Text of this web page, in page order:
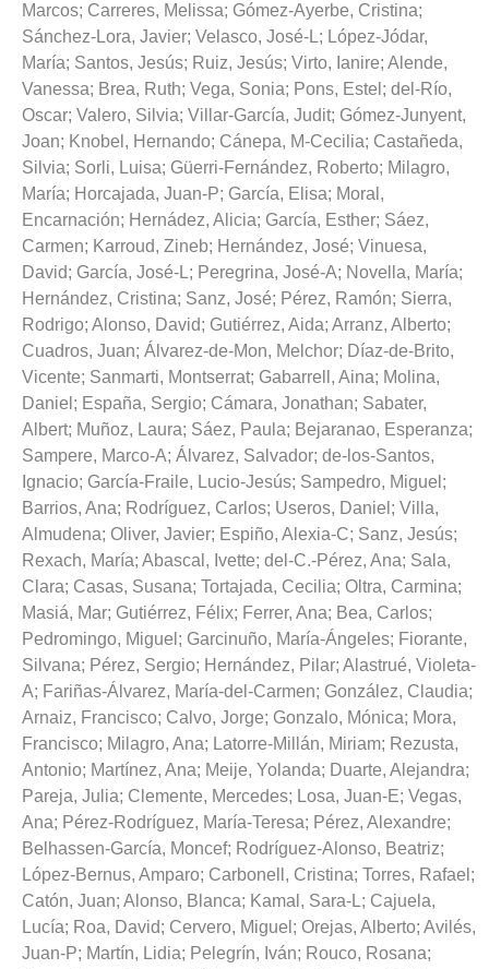
Marcos; Carreres, Melissa; Gómez-Ayerbe, Cristina;
Sánchez-Lora, Javier; Velasco, José-L; López-Jódar,
María; Santos, Jesús; Ruiz, Jesús; Virto, Ianire; Alende,
Vanessa; Brea, Ruth; Vega, Sonia; Pons, Estel ; del-Río,
Oscar; Valero, Silvia; Villar-García, Judit; Gómez-Junyent,
Joan; Knobel, Hernando; Cánepa, M-Cecilia; Castañeda,
Silvia; Sorli, Luisa; Güerri-Fernández, Roberto; Milagro,
María; Horcajada, Juan-P; García, Elisa; Moral,
Encarnación; Hernádez, Alicia; García, Esther; Sáez,
Carmen; Karroud, Zineb; Hernández, José; Vinuesa,
David; García, José-L; Peregrina, José-A; Novella, María;
Hernández, Cristina; Sanz, José; Pérez, Ramón; Sierra,
Rodrigo; Alonso, David; Gutiérrez, Aida; Arranz, Alberto;
Cuadros, Juan; Álvarez-de-Mon, Melchor; Díaz-de-Brito,
Vicente; Sanmarti, Montserrat; Gabarrell, Aina; Molina,
Daniel ; España, Sergio; Cámara, Jonathan; Sabater,
Albert; Muñoz, Laura; Sáez, Paula; Bejaranao, Esperanza;
Sampere, Marco-A; Álvarez, Salvador; de-los-Santos,
Ignacio; García-Fraile, Lucio-Jesús; Sampedro, Miguel ;
Barrios, Ana; Rodríguez, Carlos; Useros, Daniel ; Villa,
Almudena; Oliver, Javier; Espiño, Alexia-C; Sanz, Jesús;
Rexach, María; Abascal, Ivette; del-C.-Pérez, Ana; Sala,
Clara; Casas, Susana; Tortajada, Cecilia; Oltra, Carmina;
Masiá, Mar; Gutiérrez, Félix; Ferrer, Ana; Bea, Carlos;
Pedromingo, Miguel ; Garcinuño, María-Ángeles; Fiorante,
Silvana; Pérez, Sergio; Hernández, Pilar; Alastrué, Violeta-
A; Fariñas-Álvarez, María-del-Carmen; González, Claudia;
Arnaiz, Francisco; Calvo, Jorge; Gonzalo, Mónica; Mora,
Francisco; Milagro, Ana; Latorre-Millán, Miriam; Rezusta,
Antonio; Martínez, Ana; Meije, Yolanda; Duarte, Alejandra;
Pareja, Julia; Clemente, Mercedes; Losa, Juan-E; Vegas,
Ana; Pérez-Rodríguez, María-Teresa; Pérez, Alexandre;
Belhassen-García, Moncef; Rodríguez-Alonso, Beatriz;
López-Bernus, Amparo; Carbonell, Cristina; Torres, Rafael ;
Catón, Juan; Alonso, Blanca; Kamal, Sara-L; Cajuela,
Lucía; Roa, David; Cervero, Miguel ; Orejas, Alberto; Avilés,
Juan-P; Martín, Lidia; Pelegrín, Iván; Rouco, Rosana;